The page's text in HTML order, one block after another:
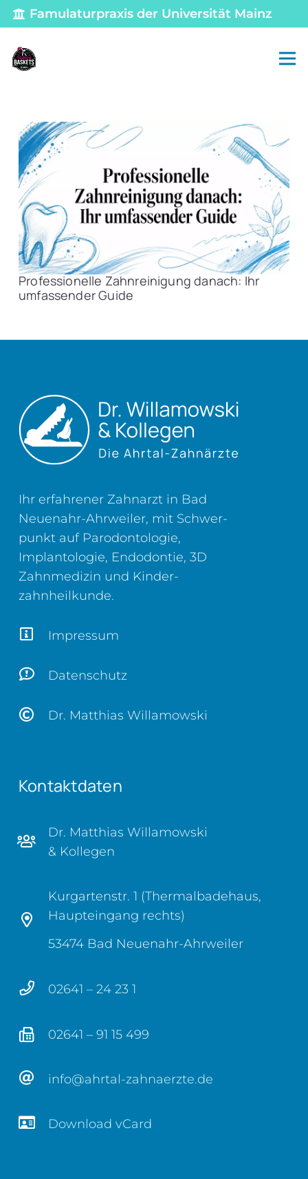
Famulaturpraxis der Universität Mainz
Professionelle Zahnreinigung danach: Ihr
umfassender Guide
Ihr erfahrener Zahnarzt in Bad
Neuenahr-Ahrweiler, mit Schwer­
punkt auf Parodontologie,
Implantologie, Endodontie, 3D
Zahn­medizin und Kinder­
zahnheilkunde.
Impressum
Datenschutz
Dr. Matthias Willamowski
Kontaktdaten
Dr. Matthias Willamowski
& Kollegen
Kurgartenstr. 1 (Thermalbadehaus,
Haupteingang rechts)
53474 Bad Neuenahr-Ahrweiler
02641 – 24 23 1
02641 – 91 15 499
info@ahrtal-zahnaerzte.de
Download vCard